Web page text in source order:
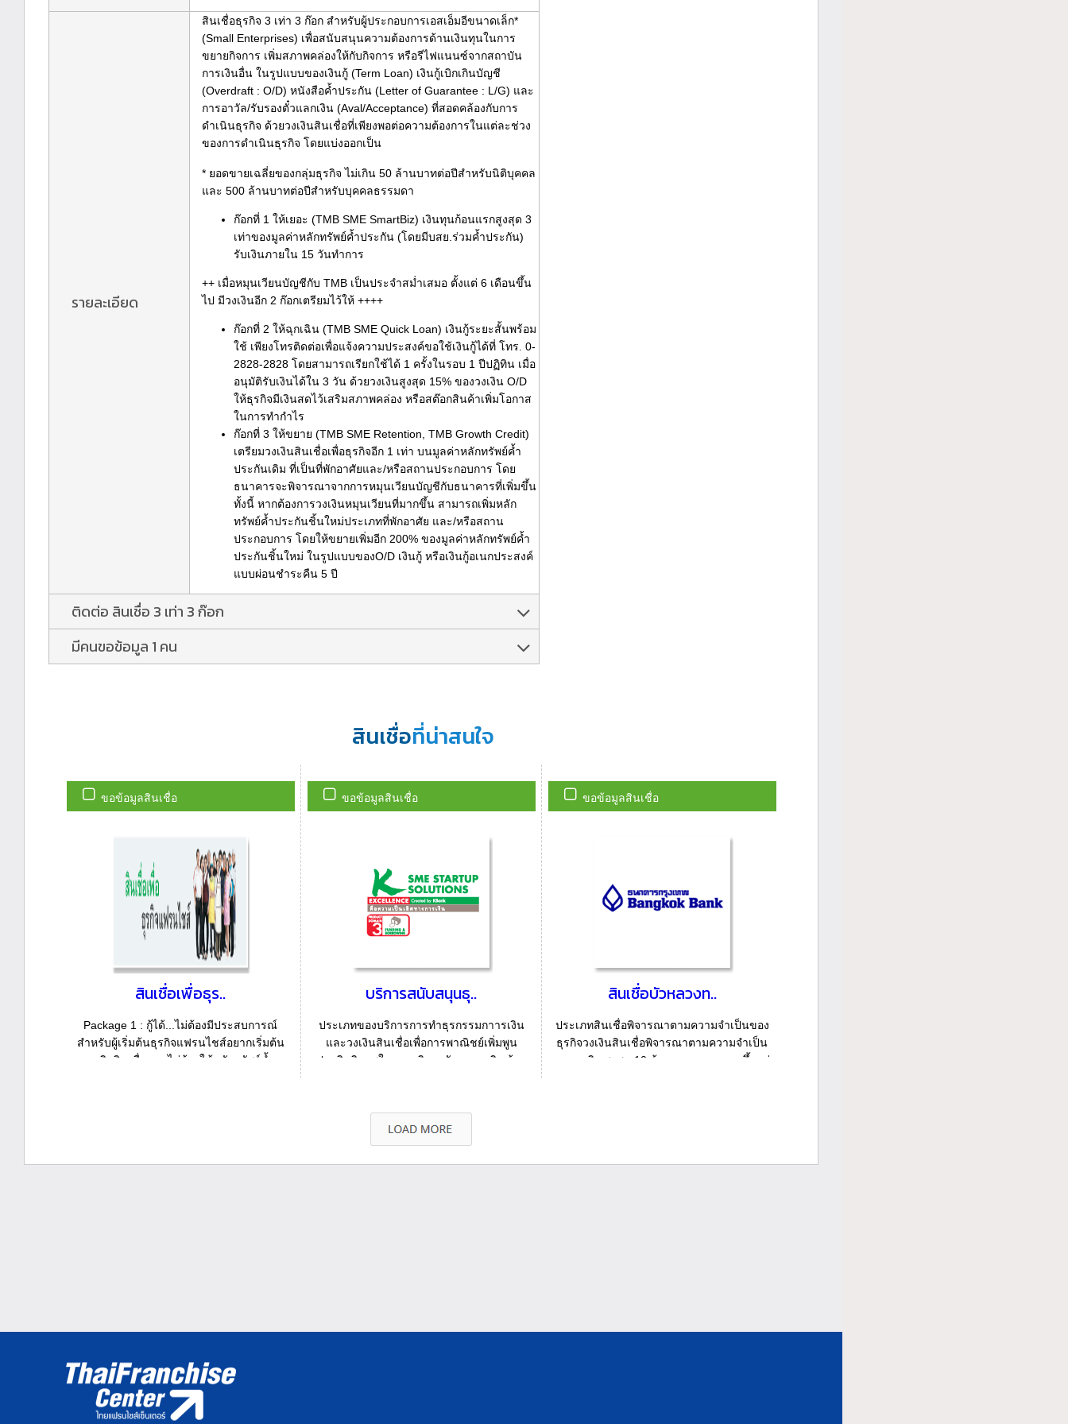
รายละเอียด
สินเชื่อธุรกิจ 3 เท่า 3 ก๊อก สำหรับผู้ประกอบการเอสเอ็มอีขนาดเล็ก*
(Small Enterprises) เพื่อสนับสนุนความต้องการด้านเงินทุนในการ
ขยายกิจการ เพิ่มสภาพคล่องให้กับกิจการ หรือรีไฟแนนซ์จากสถาบัน
การเงินอื่น ในรูปแบบของเงินกู้ (Term Loan) เงินกู้เบิกเกินบัญชี
(Overdraft : O/D) หนังสือค้ำประกัน (Letter of Guarantee : L/G) และ
การอาวัล/รับรองตั๋วแลกเงิน (Aval/Acceptance) ที่สอดคล้องกับการ
ดำเนินธุรกิจ ด้วยวงเงินสินเชื่อที่เพียงพอต่อความต้องการในแต่ละช่วง
ของการดำเนินธุรกิจ โดยแบ่งออกเป็น
* ยอดขายเฉลี่ยของกลุ่มธุรกิจ ไม่เกิน 50 ล้านบาทต่อปีสำหรับนิติบุคคล
และ 500 ล้านบาทต่อปีสำหรับบุคคลธรรมดา
ก๊อกที่ 1 ให้เยอะ (TMB SME SmartBiz) เงินทุนก้อนแรกสูงสุด 3
เท่าของมูลค่าหลักทรัพย์ค้ำประกัน (โดยมีบสย.ร่วมค้ำประกัน)
รับเงินภายใน 15 วันทำการ
++ เมื่อหมุนเวียนบัญชีกับ TMB เป็นประจำสม่ำเสมอ ตั้งแต่ 6 เดือนขึ้น
ไป มีวงเงินอีก 2 ก๊อกเตรียมไว้ให้ ++++
ก๊อกที่ 2 ให้ฉุกเฉิน (TMB SME Quick Loan) เงินกู้ระยะสั้นพร้อม
ใช้ เพียงโทรติดต่อเพื่อแจ้งความประสงค์ขอใช้เงินกู้ได้ที่ โทร. 0-
2828-2828 โดยสามารถเรียกใช้ได้ 1 ครั้งในรอบ 1 ปีปฏิทิน เมื่อ
อนุมัติรับเงินได้ใน 3 วัน ด้วยวงเงินสูงสุด 15% ของวงเงิน O/D
ให้ธุรกิจมีเงินสดไว้เสริมสภาพคล่อง หรือสต๊อกสินค้าเพิ่มโอกาส
ในการทำกำไร
ก๊อกที่ 3 ให้ขยาย (TMB SME Retention, TMB Growth Credit)
เตรียมวงเงินสินเชื่อเพื่อธุรกิจอีก 1 เท่า บนมูลค่าหลักทรัพย์ค้ำ
ประกันเดิม ที่เป็นที่พักอาศัยและ/หรือสถานประกอบการ โดย
ธนาคารจะพิจารณาจากการหมุนเวียนบัญชีกับธนาคารที่เพิ่มขึ้น
ทั้งนี้ หากต้องการวงเงินหมุนเวียนที่มากขึ้น สามารถเพิ่มหลัก
ทรัพย์ค้ำประกันชิ้นใหม่ประเภทที่พักอาศัย และ/หรือสถาน
ประกอบการ โดยให้ขยายเพิ่มอีก 200% ของมูลค่าหลักทรัพย์ค้ำ
ประกันชิ้นใหม่ ในรูปแบบของO/D เงินกู้ หรือเงินกู้อเนกประสงค์
แบบผ่อนชำระคืน 5 ปี
ติดต่อ สินเชื่อ 3 เท่า 3 ก๊อก
มีคนขอข้อมูล 1 คน
สินเชื่อที่น่าสนใจ
ขอข้อมูลสินเชื่อ
สินเชื่อเพื่อธุร..
Package 1 : กู้ได้...ไม่ต้องมีประสบการณ์
สำหรับผู้เริ่มต้นธุรกิจแฟรนไชส์อยากเริ่มต้น
ธุรกิจสินเชื่อแบบไม่ต้องใช้หลักทรัพย์ค้ำ
ขอข้อมูลสินเชื่อ
บริการสนับสนุนธุ..
ประเภทของบริการการทำธุรกรรมกาารเงิน
และวงเงินสินเชื่อเพื่อการพาณิชย์เพิ่มพูน
ประสิทธิภาพในการบริหารจัดการธุรกิจ ด้วย
ขอข้อมูลสินเชื่อ
สินเชื่อบัวหลวงท..
ประเภทสินเชื่อพิจารณาตามความจำเป็นของ
ธุรกิจวงเงินสินเชื่อพิจารณาตามความจำเป็น
ของธุรกิจ สูงสุด 10 ล้านบาทระยะเวลาขึ้นอยู่